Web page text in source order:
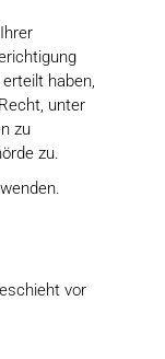
haben,
unter
zu
zu.
vor